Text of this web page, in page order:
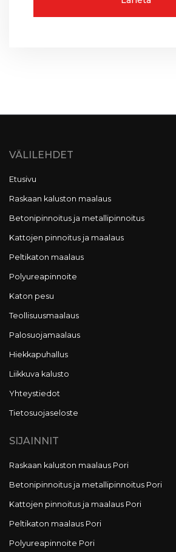
VÄLILEHDET
Etusivu
Raskaan kaluston maalaus
Betonipinnoitus ja metallipinnoitus
Kattojen pinnoitus ja maalaus
Peltikaton maalaus
Polyureapinnoite
Katon pesu
Teollisuusmaalaus
Palosuojamaalaus
Hiekkapuhallus
Liikkuva kalusto
Yhteystiedot
Tietosuojaseloste
SIJAINNIT
Raskaan kaluston maalaus Pori
Betonipinnoitus ja metallipinnoitus Pori
Kattojen pinnoitus ja maalaus Pori
Peltikaton maalaus Pori
Polyureapinnoite Pori